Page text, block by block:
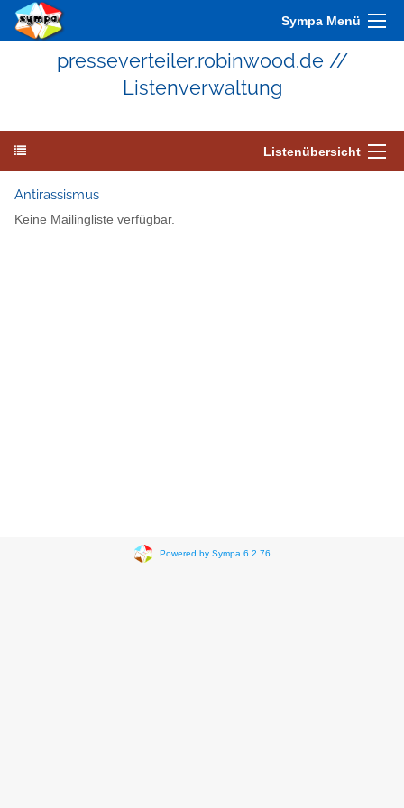
Sympa Menü
presseverteiler.robinwood.de //
Listenverwaltung
Listenübersicht
Antirassismus
Keine Mailingliste verfügbar.
Powered by Sympa 6.2.76